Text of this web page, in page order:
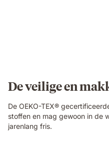
De veilige en
De OEKO-TEX®
stoffen en mag gewoon in de
jarenlang fris.